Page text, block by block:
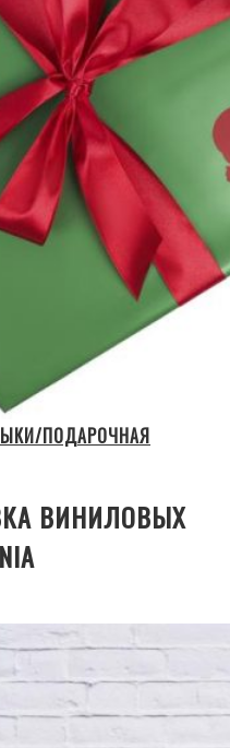
ПОДАРОЧНАЯ
ВИНИЛОВЫХ